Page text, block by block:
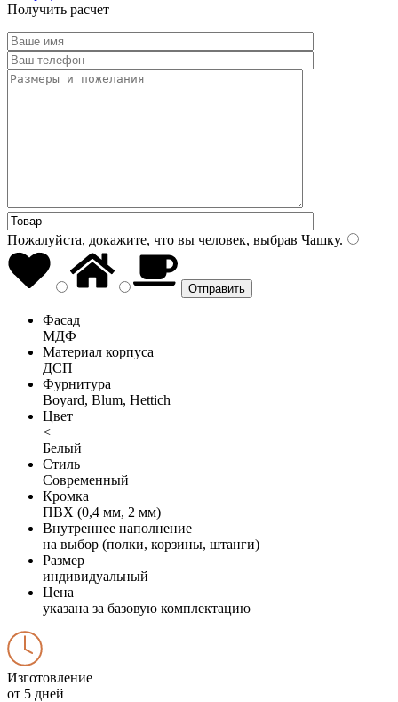
Получить расчет
Пожалуйста, докажите, что вы человек, выбрав Чашку.
Фасад
МДФ
Материал корпуса
ДСП
Фурнитура
Boyard, Blum, Hettich
Цвет
<
Белый
Стиль
Современный
Кромка
ПВХ (0,4 мм, 2 мм)
Внутреннее наполнение
на выбор (полки, корзины, штанги)
Размер
индивидуальный
Цена
указана за базовую комплектацию
Изготовление
от 5 дней